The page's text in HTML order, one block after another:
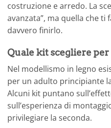
costruzione e arredo. La
avanzata”, ma quella che ti
davvero finirlo.
Quale kit scegliere
Nel modellismo in legno
per un adulto principiante
Alcuni kit puntano
sull’esperienza di
privilegiare la seconda.